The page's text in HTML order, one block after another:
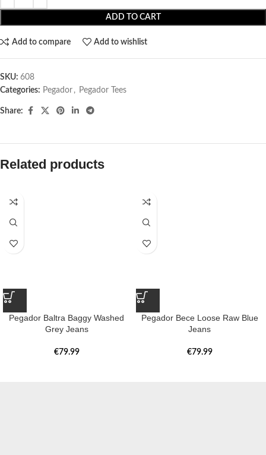
ADD TO CART
Add to compare Add to wishlist
SKU: 608
Categories: Pegador​ , Pegador Tees
Share:
Related products
Pegador Baltra Baggy Washed
Grey Jeans
€79.99
Pegador Bece Loose Raw Blue
Jeans
€79.99